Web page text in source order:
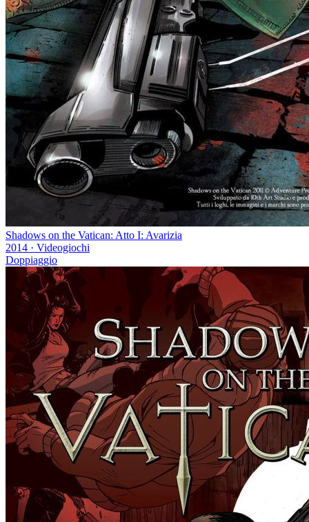
Shadows on the Vatican: Atto I: Avarizia
2014 · Videogiochi
Doppiaggio